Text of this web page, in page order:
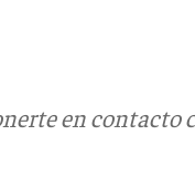
en contacto